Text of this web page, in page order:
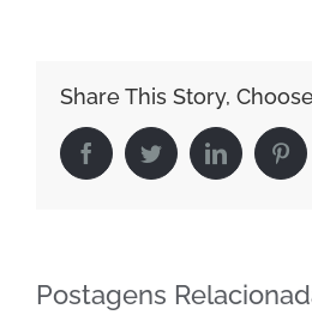
Share This Story,
FacebookTwitterLinkedIn
Postagens